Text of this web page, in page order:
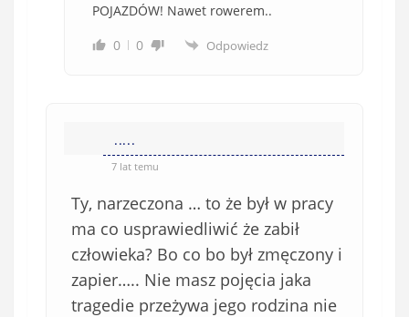
POJAZDÓW! Nawet rowerem..
0
0 Odpowiedz
.....
7 lat temu
Ty, narzeczona … to że był w pracy
ma co usprawiedliwić że zabił
człowieka? Bo co bo był zmęczony i
zapier….. Nie masz pojęcia jaka
tragedie przeżywa jego rodzina nie